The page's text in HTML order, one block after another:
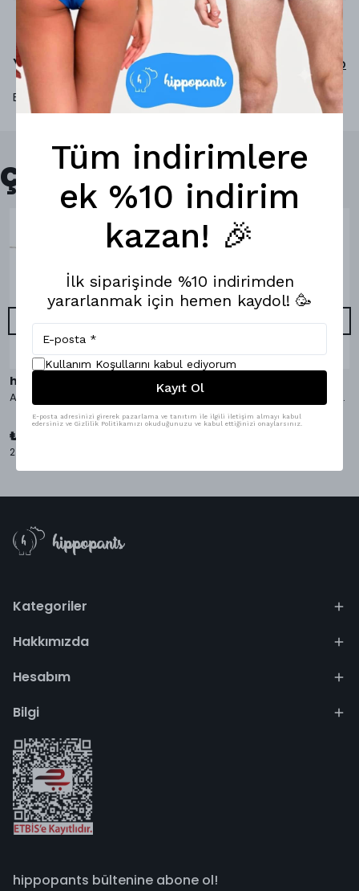
Yorumlar Yorum Yap
Bu ürün için henüz yorum yapılmamış.
Çok Satanlar
hippopants
AvocaDo It Bambu Çorap
₺ 349.00
2 Çorap Bedeni
hippopants
AvocaDo It Boxer & Bambu Çorap
%9
₺ 1,098.00
Kategoriler
Hakkımızda
Hesabım
Bilgi
hippopants bültenine abone ol!
Tüm indirimlere
ek %10 indirim
kazan! 🎉
İlk siparişinde %10 indirimden
yararlanmak için hemen kaydol! 🥳
Kullanım Koşullarını kabul ediyorum
Kayıt Ol
E-posta adresinizi girerek pazarlama ve tanıtım ile ilgili iletişim almayı kabul
edersiniz ve Gizlilik Politikamızı okuduğunuzu ve kabul ettiğinizi onaylarsınız.